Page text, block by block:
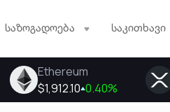
საზოგადოება საკითხავი